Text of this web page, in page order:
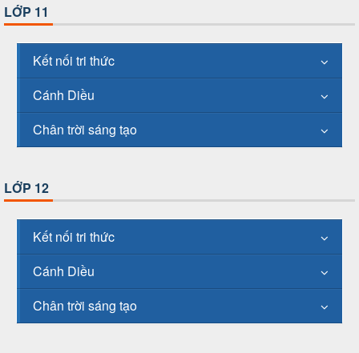
LỚP 11
Kết nối tri thức
Cánh Diều
Chân trời sáng tạo
LỚP 12
Kết nối tri thức
Cánh Diều
Chân trời sáng tạo